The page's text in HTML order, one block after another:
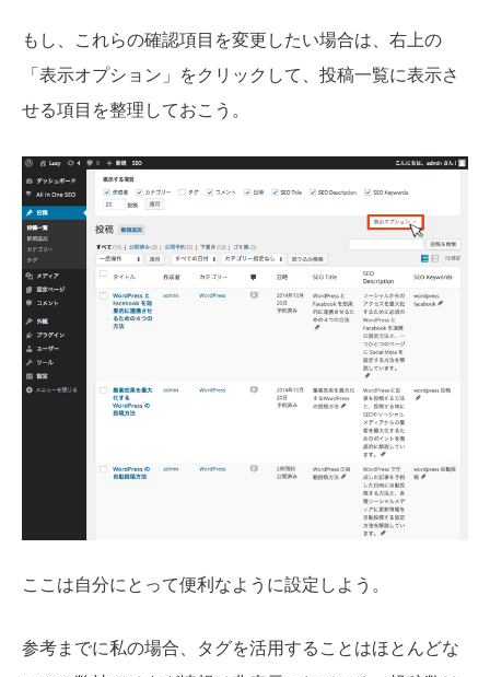
もし、これらの確認項目を変更したい場合は、右上の
「表示オプション」をクリックして、投稿一覧に表示さ
せる項目を整理しておこう。
ここは自分にとって便利なように設定しよう。
参考までに私の場合、タグを活用することはほとんどな